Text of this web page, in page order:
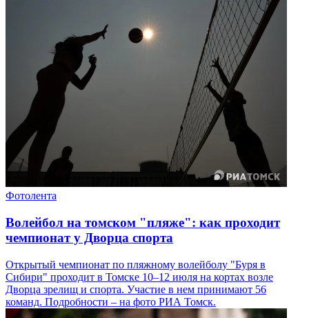
Фотолента
Волейбол на томском "пляже": как проходит
чемпионат у Дворца спорта
Открытый чемпионат по пляжному волейболу "Буря в
Сибири" проходит в Томске 10–12 июля на кортах возле
Дворца зрелищ и спорта. Участие в нем принимают 56
команд. Подробности – на фото РИА Томск.